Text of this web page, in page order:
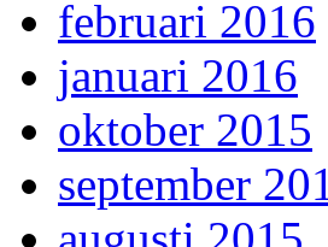
februari 2016
januari 2016
oktober 2015
september